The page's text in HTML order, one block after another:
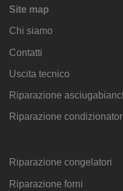
Site map
Chi siamo
Contatti
Uscita tecnico
Riparazione
Riparazione
Riparazione congelatori
Riparazione forni